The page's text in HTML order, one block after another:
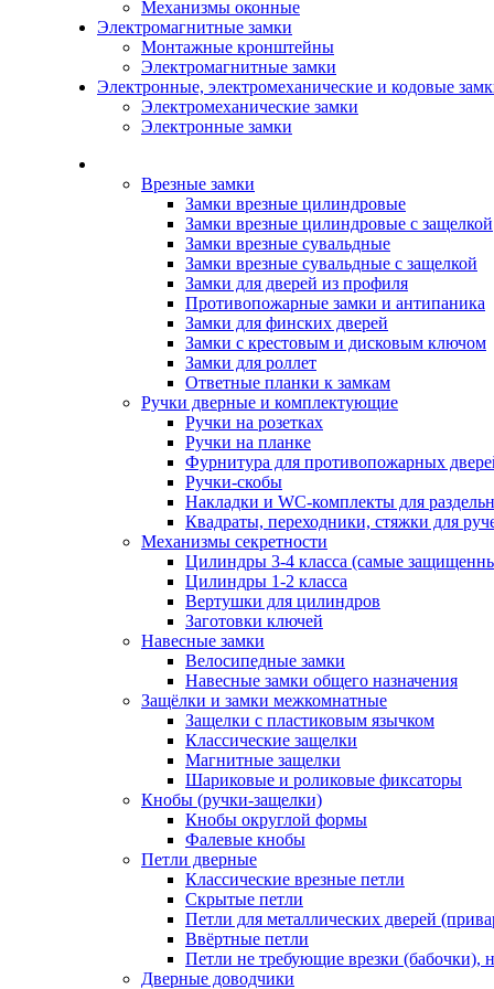
Механизмы оконные
Электромагнитные замки
Монтажные кронштейны
Электромагнитные замки
Электронные, электромеханические и кодовые
Электромеханические замки
Электронные замки
Врезные замки
Замки врезные цилиндровые
Замки врезные цилиндровые с защелкой
Замки врезные сувальдные
Замки врезные сувальдные с защелкой
Замки для дверей из профиля
Противопожарные замки и антипаника
Замки для финских дверей
Замки с крестовым и дисковым ключом
Замки для роллет
Ответные планки к замкам
Ручки дверные и комплектующие
Ручки на розетках
Ручки на планке
Фурнитура для противопожарных
Ручки-скобы
Накладки и WC-комплекты для
Квадраты, переходники, стяжки для
Механизмы секретности
Цилиндры 3-4 класса (самые
Цилиндры 1-2 класса
Вертушки для цилиндров
Заготовки ключей
Навесные замки
Велосипедные замки
Навесные замки общего назначения
Защёлки и замки межкомнатные
Защелки с пластиковым язычком
Классические защелки
Магнитные защелки
Шариковые и роликовые фиксаторы
Кнобы (ручки-защелки)
Кнобы округлой формы
Фалевые кнобы
Петли дверные
Классические врезные петли
Скрытые петли
Петли для металлических дверей
Ввёртные петли
Петли не требующие врезки (бабочки),
Дверные доводчики